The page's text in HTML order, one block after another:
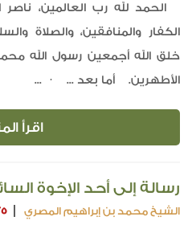
الحمد لله رب العالمين، ناصر
الكفار والمنافقين، والصلاة
خلق الله أجمعين رسول الله
الأطهرين. أما بعد ... · ...
اقرأ
رسالة إلى أحد الإخوة
الشيخ محمد بن إبراهيم المصري